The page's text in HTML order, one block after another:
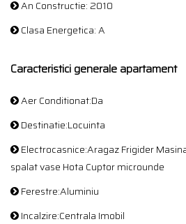
An Constructie: 2010
Clasa Energetica: A
Caracteristici generale apartament
Aer Conditionat:Da
Destinatie:Locuinta
Electrocasnice:Aragaz Frigider
spalat vase Hota Cuptor microunde
Ferestre:Aluminiu
Incalzire:Centrala Imobil